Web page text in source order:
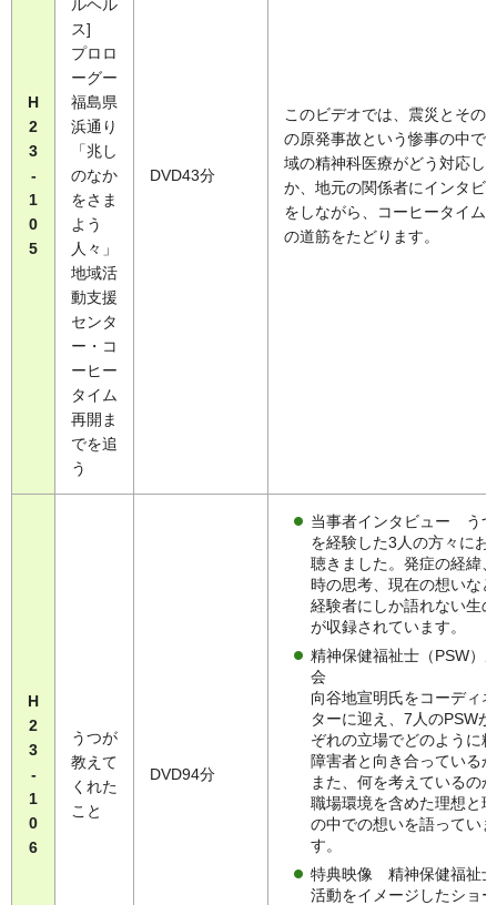
H
2
3
-
1
0
5
ルヘル
ス]
プロロ
ーグー
福島県
浜通り
「兆し
のなか
をさま
よう
人々」
地域活
動支援
センタ
ー・コ
ーヒー
タイム
再開ま
でを追
う
DVD43分
このビデオでは、震災とその
の原発事故という惨事の中で
域の精神科医療がどう対応し
か、地元の関係者にインタビ
をしながら、コーヒータイム
の道筋をたどります。
H
2
3
-
1
0
6
うつが
教えて
くれた
こと
DVD94分
当事者インタビュー う
を経験した3人の方々にお
聴きました。発症の経緯
時の思考、現在の想いな
経験者にしか語れない生
が収録されています。
精神保健福祉士（PSW）
会
向谷地宣明氏をコーディ
ターに迎え、7人のPSW
ぞれの立場でどのように
障害者と向き合っている
また、何を考えているの
職場環境を含めた理想と
の中での想いを語っていま
す。
特典映像 精神保健福祉
活動をイメージしたショ